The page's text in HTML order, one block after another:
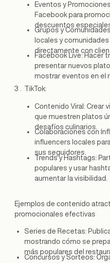
Eventos y
Facebook para
descuentos
Grupos y
locales y
directamente con
Facebook Live: Hacer
presentar nuevos
mostrar eventos en el
TikTok:
Contenido Viral: Crear
que muestren platos
desafíos culinarios.
Colaboraciones con
influencers locales
sus seguidores.
Trends y Hashtags:
populares y usar
aumentar la visibilidad.
Ejemplos de contenido
promocionales efectivas
Series de Recetas:
mostrando cómo se
más populares del
Concursos y Sorteos: